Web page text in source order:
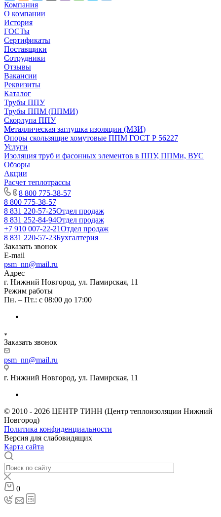
Компания
О компании
История
ГОСТы
Сертификаты
Поставщики
Сотрудники
Отзывы
Вакансии
Реквизиты
Каталог
Трубы ППУ
Трубы ППМ (ППМИ)
Скорлупа ППУ
Металлическая заглушка изоляции (МЗИ)
Опоры скользящие хомутовые ППМ ГОСТ Р 56227
Услуги
Изоляция труб и фасонных элементов в ППУ, ППМи, ВУС
Обзоры
Акции
Расчет теплотрассы
8 800 775-38-57
8 800 775-38-57
8 831 220-57-25Отдел продаж
8 831 252-84-94Отдел продаж
+7 910 007-22-21Отдел продаж
8 831 220-57-23Бухгалтерия
Заказать звонок
E-mail
psm_nn@mail.ru
Адрес
г. Нижний Новгород, ул. Памирская, 11
Режим работы
Пн. – Пт.: с 08:00 до 17:00
Заказать звонок
psm_nn@mail.ru
г. Нижний Новгород, ул. Памирская, 11
© 2010 - 2026 ЦЕНТР ТИНН (Центр теплоизоляции Нижний
Новгород)
Политика конфиденциальности
Версия для слабовидящих
Карта сайта
0